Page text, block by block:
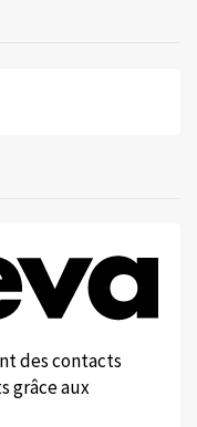
des contacts
grâce aux